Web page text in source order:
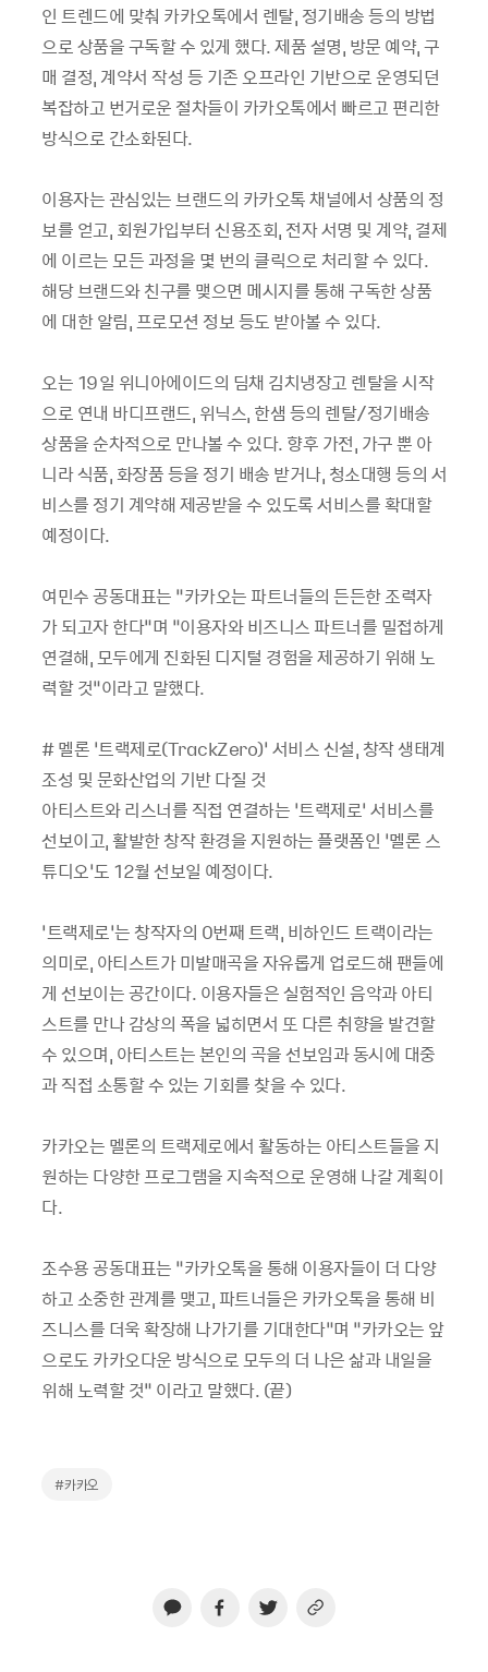
인 트렌드에 맞춰 카카오톡에서 렌탈, 정기배송 등의 방법
으로 상품을 구독할 수 있게 했다. 제품 설명, 방문 예약, 구
매 결정, 계약서 작성 등 기존 오프라인 기반으로 운영되던
복잡하고 번거로운 절차들이 카카오톡에서 빠르고 편리한
방식으로 간소화된다.
이용자는 관심있는 브랜드의 카카오톡 채널에서 상품의 정
보를 얻고, 회원가입부터 신용조회, 전자 서명 및 계약, 결제
에 이르는 모든 과정을 몇 번의 클릭으로 처리할 수 있다.
해당 브랜드와 친구를 맺으면 메시지를 통해 구독한 상품
에 대한 알림, 프로모션 정보 등도 받아볼 수 있다.
오는 19일 위니아에이드의 딤채 김치냉장고 렌탈을 시작
으로 연내 바디프랜드, 위닉스, 한샘 등의 렌탈/정기배송
상품을 순차적으로 만나볼 수 있다. 향후 가전, 가구 뿐 아
니라 식품, 화장품 등을 정기 배송 받거나, 청소대행 등의 서
비스를 정기 계약해 제공받을 수 있도록 서비스를 확대할
예정이다.
여민수 공동대표는 “카카오는 파트너들의 든든한 조력자
가 되고자 한다”며 “이용자와 비즈니스 파트너를 밀접하게
연결해, 모두에게 진화된 디지털 경험을 제공하기 위해 노
력할 것”이라고 말했다.
# 멜론 ‘트랙제로(TrackZero)’ 서비스 신설, 창작 생태계
조성 및 문화산업의 기반 다질 것
아티스트와 리스너를 직접 연결하는 ‘트랙제로’ 서비스를
선보이고, 활발한 창작 환경을 지원하는 플랫폼인 ‘멜론 스
튜디오’도 12월 선보일 예정이다.
‘트랙제로’는 창작자의 0번째 트랙, 비하인드 트랙이라는
의미로, 아티스트가 미발매곡을 자유롭게 업로드해 팬들에
게 선보이는 공간이다. 이용자들은 실험적인 음악과 아티
스트를 만나 감상의 폭을 넓히면서 또 다른 취향을 발견할
수 있으며, 아티스트는 본인의 곡을 선보임과 동시에 대중
과 직접 소통할 수 있는 기회를 찾을 수 있다.
카카오는 멜론의 트랙제로에서 활동하는 아티스트들을 지
원하는 다양한 프로그램을 지속적으로 운영해 나갈 계획이
다.
조수용 공동대표는 “카카오톡을 통해 이용자들이 더 다양
하고 소중한 관계를 맺고, 파트너들은 카카오톡을 통해 비
즈니스를 더욱 확장해 나가기를 기대한다”며 “카카오는 앞
으로도 카카오다운 방식으로 모두의 더 나은 삶과 내일을
위해 노력할 것” 이라고 말했다. (끝)
#카카오